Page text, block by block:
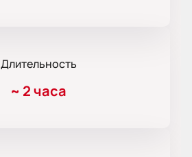
Длительность
~ 2 часа